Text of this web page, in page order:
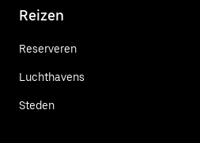
Reizen
Reserveren
Luchthavens
Steden